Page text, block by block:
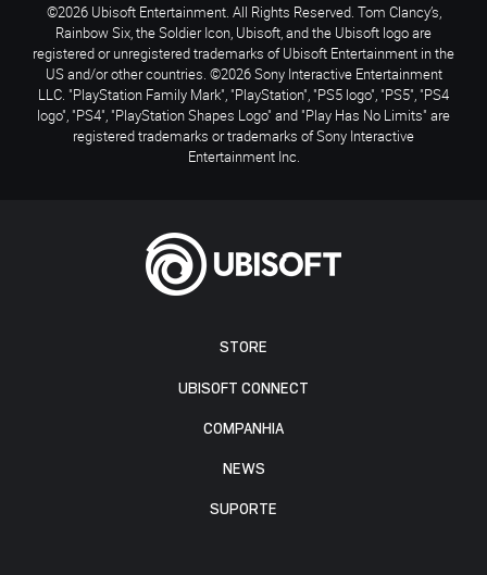
STORE
UBISOFT CONNECT
COMPANHIA
NEWS
SUPORTE
©2026 Ubisoft Entertainment. All Rights Reserved. Tom Clancy’s,
Rainbow Six, the Soldier Icon, Ubisoft, and the Ubisoft logo are
registered or unregistered trademarks of Ubisoft Entertainment in the
US and/or other countries. ©2026 Sony Interactive Entertainment
LLC. "PlayStation Family Mark", "PlayStation", "PS5 logo", "PS5", "PS4
logo", "PS4", "PlayStation Shapes Logo" and "Play Has No Limits" are
registered trademarks or trademarks of Sony Interactive
Entertainment Inc.